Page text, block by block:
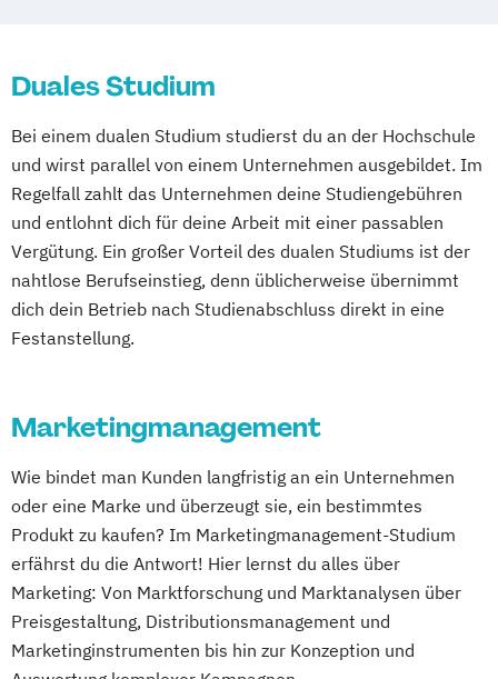
Duales Studium
Bei einem dualen Studium studierst du an der Hochschule
und wirst parallel von einem Unternehmen ausgebildet. Im
Regelfall zahlt das Unternehmen deine Studiengebühren
und entlohnt dich für deine Arbeit mit einer passablen
Vergütung. Ein großer Vorteil des dualen Studiums ist der
nahtlose Berufseinstieg, denn üblicherweise übernimmt
dich dein Betrieb nach Studienabschluss direkt in eine
Festanstellung.
Marketingmanagement
Wie bindet man Kunden langfristig an ein Unternehmen
oder eine Marke und überzeugt sie, ein bestimmtes
Produkt zu kaufen? Im Marketingmanagement-Studium
erfährst du die Antwort! Hier lernst du alles über
Marketing: Von Marktforschung und Marktanalysen über
Preisgestaltung, Distributionsmanagement und
Marketinginstrumenten bis hin zur Konzeption und